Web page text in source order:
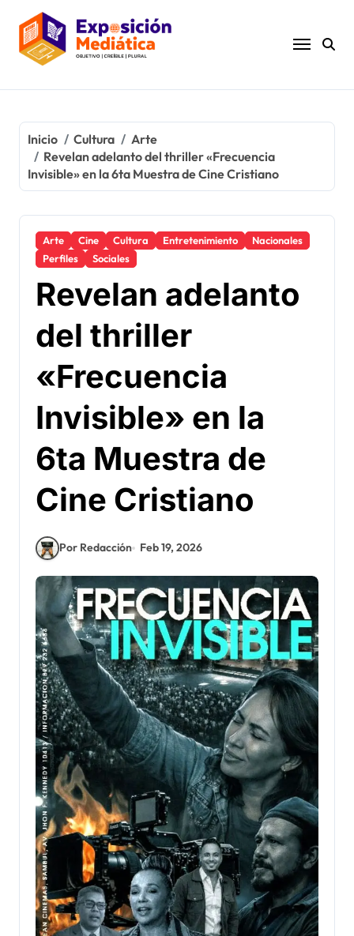
contenido
Inicio Cultura
Arte
Revelan adelanto del thriller «Frecuencia
Invisible» en la 6ta Muestra de Cine Cristiano
Arte Cine Cultura Entretenimiento
Nacionales
Perfiles
Sociales
Revelan adelanto
del thriller
«Frecuencia
Invisible» en la
6ta Muestra de
Cine Cristiano
Por Redacción Feb 19, 2026